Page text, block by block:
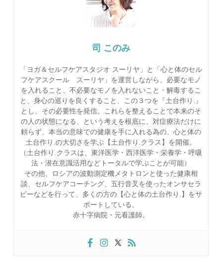
司 このみ
「ヨガ＆セルフケアスタジオ スーリヤ」と「心と体のセル
フケアスクール スーリヤ」を運営しながら、必要なモノ
を入れること、不必要なモノを入れないこと・解毒するこ
と、身心の巡りを良くすること、この３つを『土台作り.』
とし、その必要性を発信。これらを整えることで本来のそ
の人の状態になる、という考えを根底に、対症療法だけに
頼らず、本当の意味での健康を手に入れる為の、心と体の
土台作り.の大切さを学ぶ【土台作り.クラス】を開催。
（土台作り.クラスは、東洋医学・西洋医学・栄養学・呼吸
法・潜在意識活用などトータルで学ぶことが可能）
その他、ロシアの波動測定機メタトロンと使った健康相
談、セルフケアコーチング、五行音叉を使ったオンサセラ
ピーなどを行って、多くの方の【心と体の土台作り.】をサ
ポートしている。
赤十字病院・元看護師。